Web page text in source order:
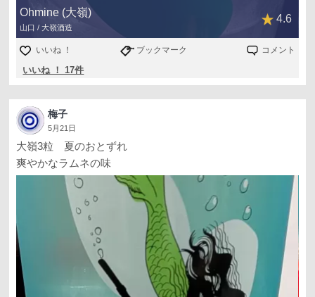
Ohmine (大嶺)
山口 / 大嶺酒造
4.6
いいね ！ ブックマーク コメント
いいね ！ 17件
梅子
5月21日
大嶺3粒 夏のおとずれ
爽やかなラムネの味